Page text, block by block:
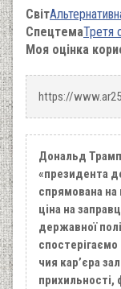
Світ
СпецтемаТретя
Моя оцінка
https://
Дональд
«президента
спрямована на
ціна на
державної
чия кар’єра
прихильності,